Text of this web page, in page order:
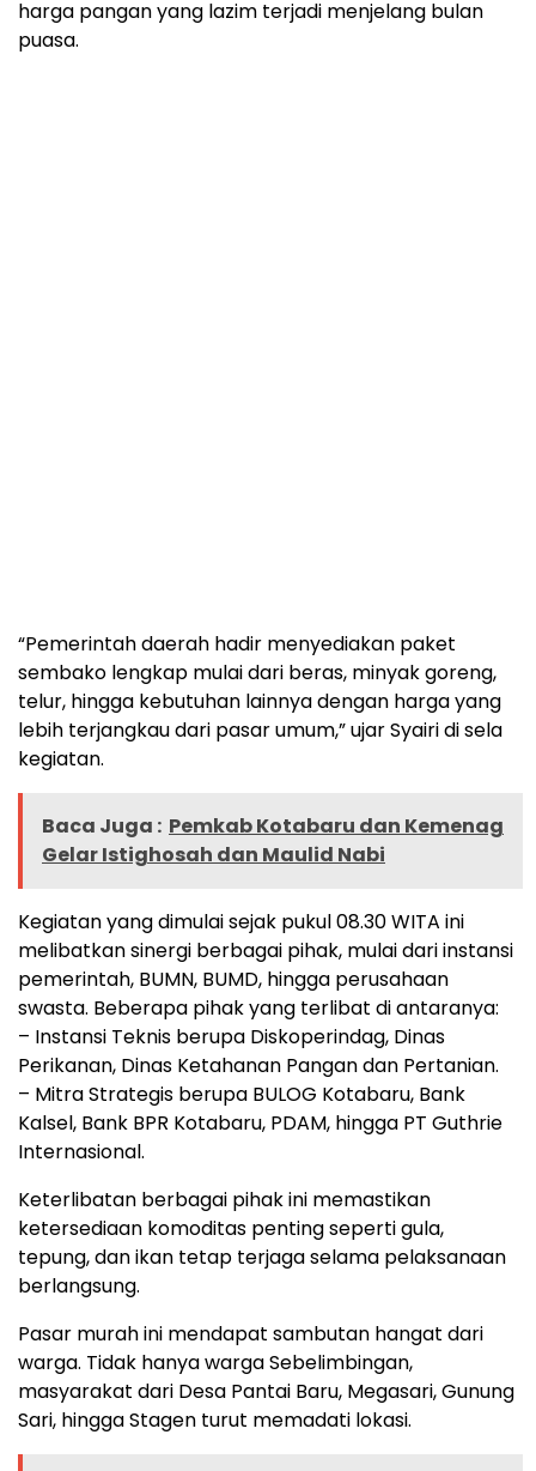
harga pangan yang lazim terjadi menjelang bulan
puasa.
“Pemerintah daerah hadir menyediakan paket
sembako lengkap mulai dari beras, minyak goreng,
telur, hingga kebutuhan lainnya dengan harga yang
lebih terjangkau dari pasar umum,” ujar Syairi di sela
kegiatan.
Baca Juga : Pemkab Kotabaru dan Kemenag
Gelar Istighosah dan Maulid Nabi
Kegiatan yang dimulai sejak pukul 08.30 WITA ini
melibatkan sinergi berbagai pihak, mulai dari instansi
pemerintah, BUMN, BUMD, hingga perusahaan
swasta. Beberapa pihak yang terlibat di antaranya:
– Instansi Teknis berupa Diskoperindag, Dinas
Perikanan, Dinas Ketahanan Pangan dan Pertanian.
– Mitra Strategis berupa BULOG Kotabaru, Bank
Kalsel, Bank BPR Kotabaru, PDAM, hingga PT Guthrie
Internasional.
Keterlibatan berbagai pihak ini memastikan
ketersediaan komoditas penting seperti gula,
tepung, dan ikan tetap terjaga selama pelaksanaan
berlangsung.
Pasar murah ini mendapat sambutan hangat dari
warga. Tidak hanya warga Sebelimbingan,
masyarakat dari Desa Pantai Baru, Megasari, Gunung
Sari, hingga Stagen turut memadati lokasi.